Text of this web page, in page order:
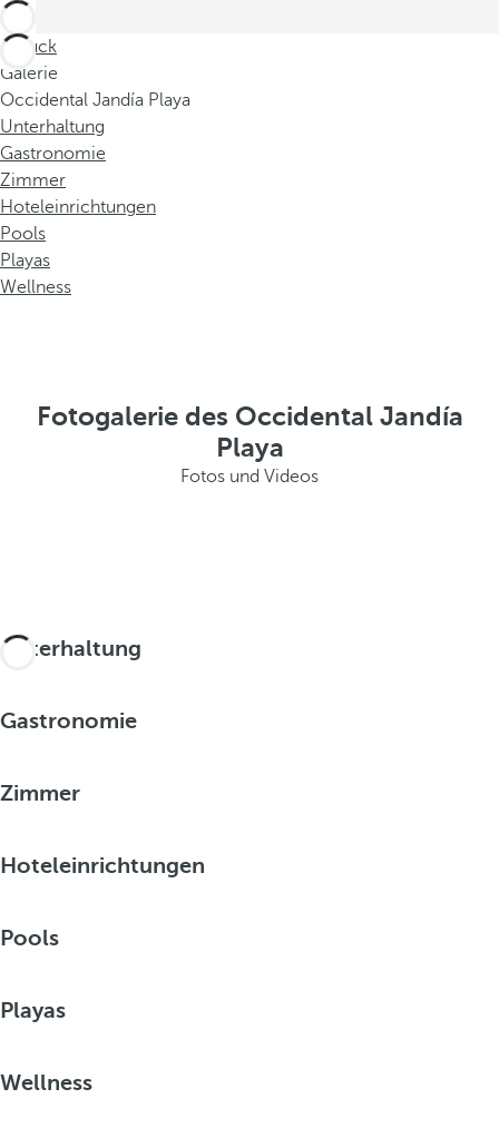
Zurück
Galerie
Occidental Jandía Playa
Unterhaltung
Gastronomie
Zimmer
Hoteleinrichtungen
Pools
Playas
Wellness
Fotogalerie des Occidental Jandía
Playa
Fotos und Videos
Unterhaltung
Gastronomie
Zimmer
Hoteleinrichtungen
Pools
Playas
Wellness